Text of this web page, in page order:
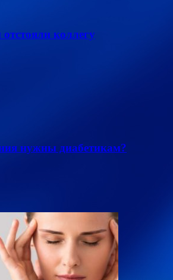
коллегу
нужны диабетикам?